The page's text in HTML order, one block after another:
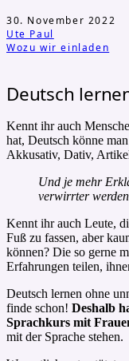
30. November 2022
Ute Paul
Wozu wir einladen
Deutsch
Kennt ihr auch
hat, Deutsch könne
Akkusativ, Dativ,
Und je mehr
verwirrter
Kennt ihr auch Leute,
Fuß zu fassen, aber
können? Die so gerne
Erfahrungen teilen,
Deutsch lernen ohne
finde schon! Deshalb
Sprachkurs mit
mit der Sprache stehen.